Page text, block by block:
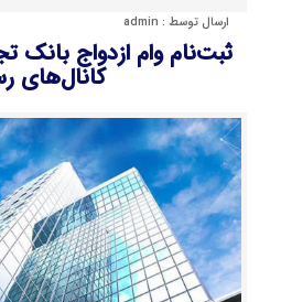
ارسال توسط : admin
ثبت‌نام وام ازدواج بانک
کانال‌های